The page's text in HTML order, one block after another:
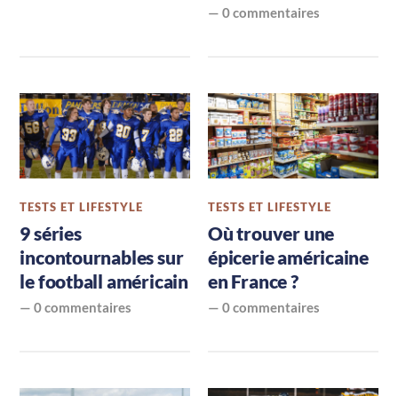
—0 commentaires
TESTS ET LIFESTYLE
9 séries
incontournables sur
le football américain
—0 commentaires
TESTS ET LIFESTYLE
Où trouver une
épicerie américaine
en France ?
—0 commentaires